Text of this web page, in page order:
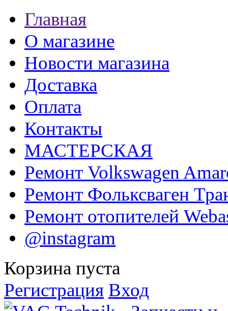
Главная
О магазине
Новости магазина
Доставка
Оплата
Контакты
МАСТЕРСКАЯ
Ремонт Volkswagen
Ремонт Фольксваген
Ремонт отопителей
@instagram
Корзина пуста
Регистрация Вход